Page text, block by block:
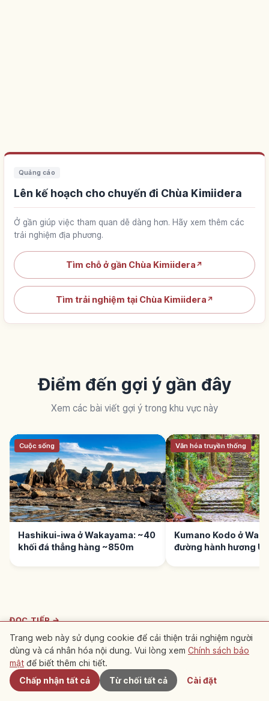
Quảng cáo
Lên kế hoạch cho chuyến đi Chùa Kimiidera
Ở gần giúp việc tham quan dễ dàng hơn. Hãy xem thêm các
trải nghiệm địa phương.
Tìm chỗ ở gần Chùa Kimiidera ↗
Tìm trải nghiệm tại Chùa Kimiidera ↗
Điểm đến gợi ý gần đây
Xem các bài viết gợi ý trong khu vực này
Cuộc sống
Hashikui-iwa ở Wakayama: ~40
khối đá thẳng hàng ~850m
Văn hóa truyền thống
Kumano Kodo ở
đường hành hương
ĐỌC TIẾP →
Cuộc sống
Hashikui-iwa ở Wakayama: ~40 khối
đá thẳng hàng ~850m
Hashikui-iwa ở Kushimoto (Wakayama) - ~40
khối đá thẳng hàng từ biển ~850m. Hoạt động
Gần đây
Trang web này sử dụng cookie để cải thiện trải nghiệm người
dùng và cá nhân hóa nội dung. Vui lòng xem Chính sách bảo
mật để biết thêm chi tiết.
Chấp nhận tất cả
Từ chối tất cả Cài đặt